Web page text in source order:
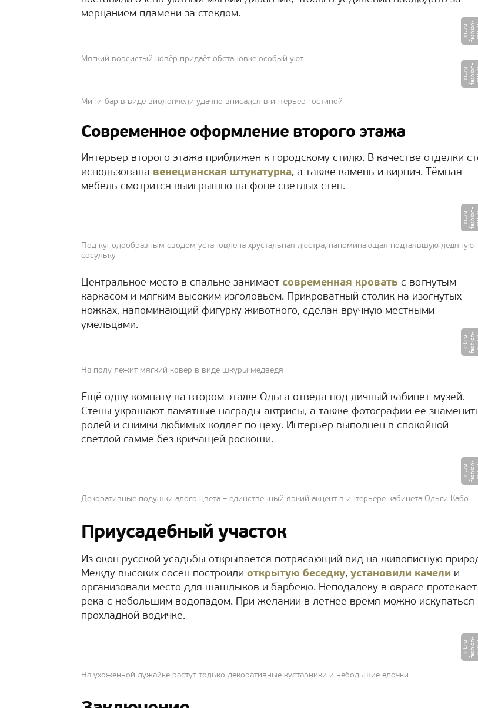
мерцанием пламени за стеклом.
О -
u
Мягкий ворсистый ковёр придаёт обстановке особый уют
О -
u
Мини-бар в виде виолончели удачно вписался в интерьер гостиной
Современное оформление второго этажа
Интерьер второго этажа приближен к городскому стилю. В качестве отделки
использована венецианская штукатурка, а также камень и кирпич. Тёмная
мебель смотрится выигрышно на фоне светлых стен.
О -
u
Под куполообразным сводом установлена хрустальная люстра, напоминающая подтаявшую ледяную
сосульку
Центральное место в спальне занимает современная кровать с вогнутым
каркасом и мягким высоким изголовьем. Прикроватный столик на изогнутых
ножках, напоминающий фигурку животного, сделан вручную местными
умельцами.
О -
u
На полу лежит мягкий ковёр в виде шкуры медведя
Ещё одну комнату на втором этаже Ольга отвела под личный кабинет-музей.
Стены украшают памятные награды актрисы, а также фотографии её
ролей и снимки любимых коллег по цеху. Интерьер выполнен в спокойной
светлой гамме без кричащей роскоши.
О -
u
Декоративные подушки алого цвета – единственный яркий акцент в интерьере кабинета Ольги Кабо
Приусадебный участок
Из окон русской усадьбы открывается потрясающий вид на живописную
Между высоких сосен построили открытую беседку, установили качели и
организовали место для шашлыков и барбекю. Неподалёку в овраге протекает
река с небольшим водопадом. При желании в летнее время можно искупаться
прохладной водичке.
О -
u
На ухоженной лужайке растут только декоративные кустарники и небольшие ёлочки